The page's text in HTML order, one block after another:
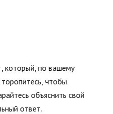
который, по вашему
чтобы
объяснить свой
ответ.